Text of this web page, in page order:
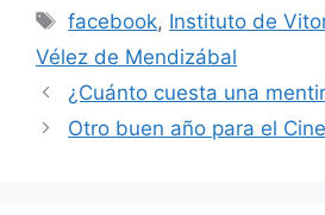
Etiquetas
facebook, Instituto de
Vélez de Mendizábal
¿Cuánto cuesta una
Otro buen año para el